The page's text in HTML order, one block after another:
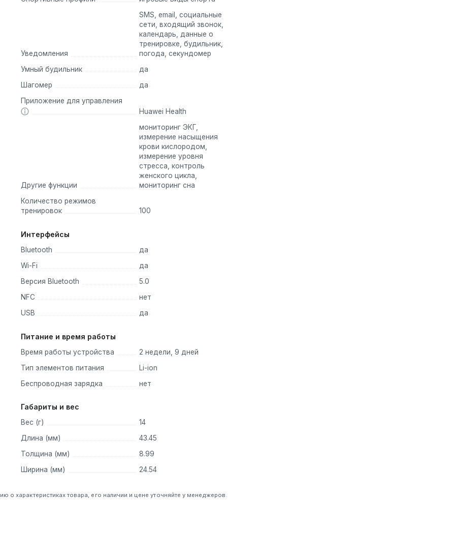
о звонках, сообщениях и событиях в календаре. Вы не
или во время плавания. Он защищен от воды до глубины 50
браслет с более доступной ценой.
и продвинутыми функциями.
кто ценит свое здоровье и активный образ жизни. С его
оставаться в форме!
Уведомления
SMS, email, социальные
сети, входящий звонок,
календарь, данные о
тренировке, будильник,
погода, секундомер
Умный будильник
да
Шагомер
да
Приложение для управления
Huawei Health
Другие функции
мониторинг ЭКГ,
измерение насыщения
крови кислородом,
измерение уровня
стресса, контроль
женского цикла,
мониторинг сна
Количество режимов
тренировок
100
Интерфейсы
Bluetooth
да
Wi-Fi
да
Версия Bluetooth
5.0
NFC
нет
USB
да
Питание и время работы
Время работы устройства
2 недели, 9 дней
Тип элементов питания
Li-ion
Беспроводная зарядка
нет
Габариты и вес
Вес (г)
14
Длина (мм)
43.45
Толщина (мм)
8.99
Ширина (мм)
24.54
характеристиках товара, его наличии и цене уточняйте у менеджеров.